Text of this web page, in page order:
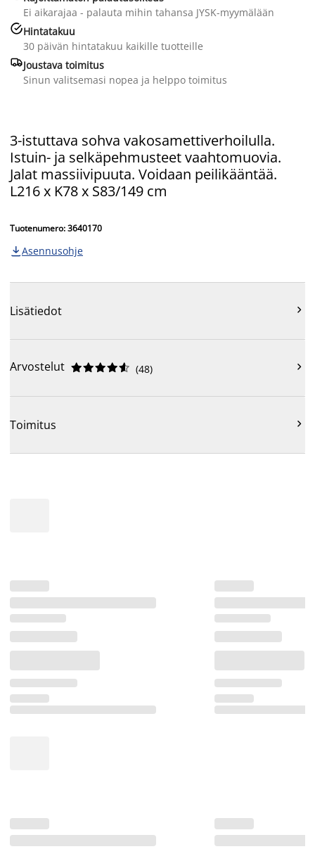
Ei aikarajaa - palauta mihin tahansa JYSK-myymälään
Hintatakuu
30 päivän hintatakuu kaikille tuotteille
Joustava toimitus
Sinun valitsemasi nopea ja helppo toimitus
3-istuttava sohva vakosamettiverhoilulla.
Istuin- ja selkäpehmusteet vaahtomuovia.
Jalat massiivipuuta. Voidaan peilikääntää.
L216 x K78 x S83/149 cm
Tuotenumero: 3640170
 Asennusohje
Lisätiedot 
Arvostelut 




 (48) 
Toimitus 